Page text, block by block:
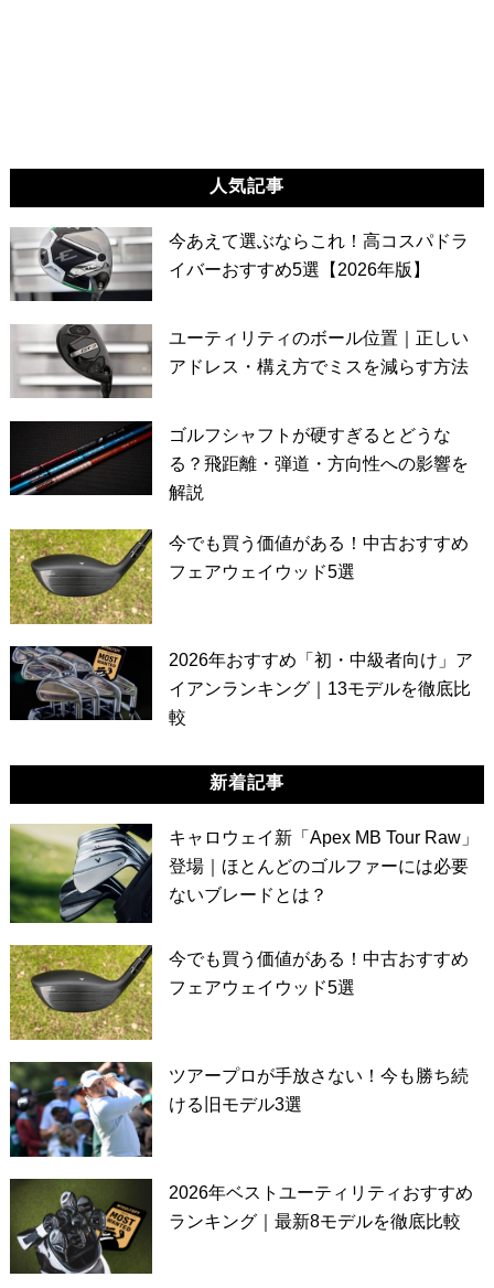
人気記事
今あえて選ぶならこれ！高コスパドラ
イバーおすすめ5選【2026年版】
ユーティリティのボール位置｜正しい
アドレス・構え方でミスを減らす方法
ゴルフシャフトが硬すぎるとどうな
る？飛距離・弾道・方向性への影響を
解説
今でも買う価値がある！中古おすすめ
フェアウェイウッド5選
2026年おすすめ「初・中級者向け」ア
イアンランキング｜13モデルを徹底比
較
新着記事
キャロウェイ新「Apex MB Tour Raw」
登場｜ほとんどのゴルファーには必要
ないブレードとは？
今でも買う価値がある！中古おすすめ
フェアウェイウッド5選
ツアープロが手放さない！今も勝ち続
ける旧モデル3選
2026年ベストユーティリティおすすめ
ランキング｜最新8モデルを徹底比較